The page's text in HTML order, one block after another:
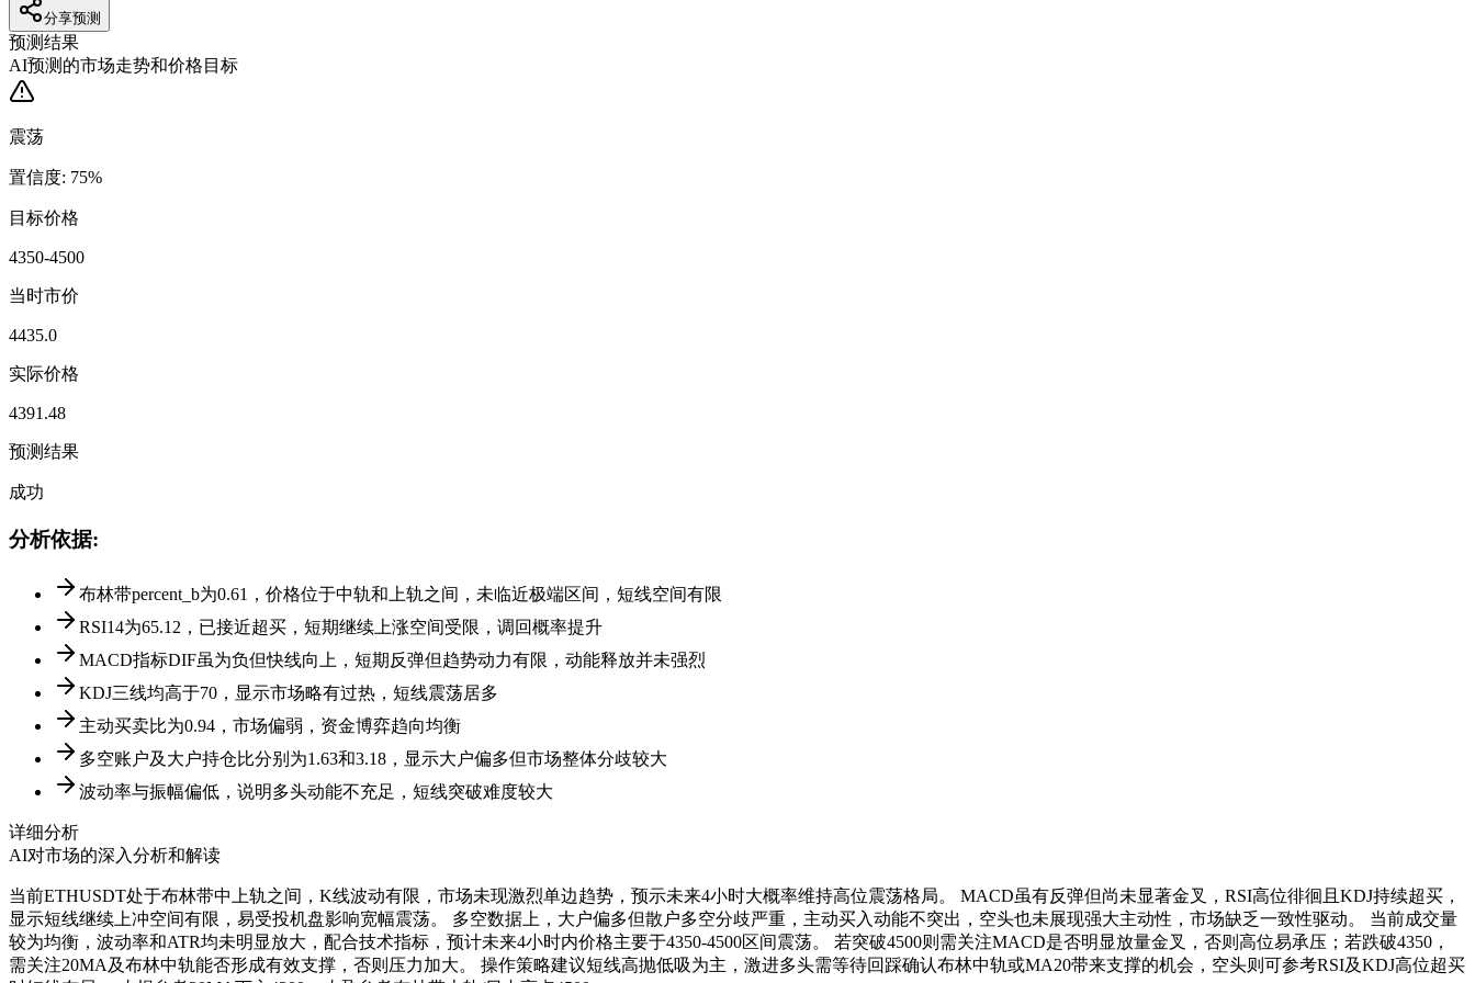
分享预测
预测结果
AI预测的市场走势和价格目标
震荡
置信度: 75%
目标价格
4350-4500
当时市价
4435.0
实际价格
4391.48
预测结果
成功
分析依据:
布林带percent_b为0.61，价格位于中轨和上轨之间，未临近极端区间，短线空间有限
RSI14为65.12，已接近超买，短期继续上涨空间受限，调回概率提升
MACD指标DIF虽为负但快线向上，短期反弹但趋势动力有限，动能释放并未强烈
KDJ三线均高于70，显示市场略有过热，短线震荡居多
主动买卖比为0.94，市场偏弱，资金博弈趋向均衡
多空账户及大户持仓比分别为1.63和3.18，显示大户偏多但市场整体分歧较大
波动率与振幅偏低，说明多头动能不充足，短线突破难度较大
详细分析
AI对市场的深入分析和解读
当前ETHUSDT处于布林带中上轨之间，K线波动有限，市场未现激烈单边趋势，预示未来4小时大概率维持高位震荡格局。 MACD虽有反弹但尚未显著金叉，RSI高位徘徊且KDJ持续超买，
显示短线继续上冲空间有限，易受投机盘影响宽幅震荡。 多空数据上，大户偏多但散户多空分歧严重，主动买入动能不突出，空头也未展现强大主动性，市场缺乏一致性驱动。 当前成交量
较为均衡，波动率和ATR均未明显放大，配合技术指标，预计未来4小时内价格主要于4350-4500区间震荡。 若突破4500则需关注MACD是否明显放量金叉，否则高位易承压；若跌破4350，
需关注20MA及布林中轨能否形成有效支撑，否则压力加大。 操作策略建议短线高抛低吸为主，激进多头需等待回踩确认布林中轨或MA20带来支撑的机会，空头则可参考RSI及KDJ高位超买